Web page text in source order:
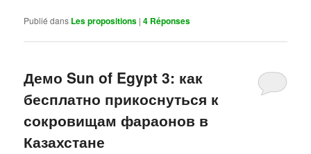
Publié dans Les propositions |4 Réponses
Демо Sun of Egypt 3: как
бесплатно прикоснуться к
сокровищам фараонов в
Казахстане